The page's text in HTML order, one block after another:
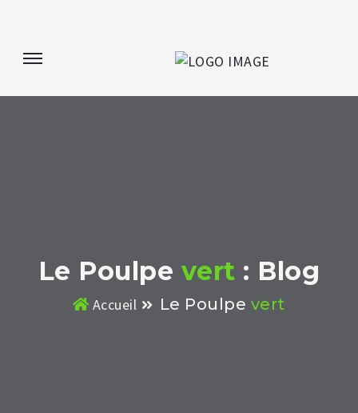
Le Poulpe vert : Blog
Accueil Le Poulpe vert